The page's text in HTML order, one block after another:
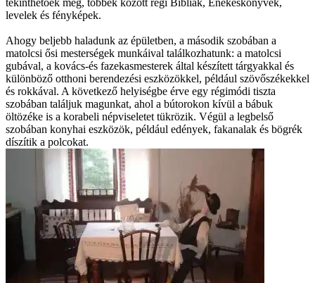
levelek és fényképek.
Ahogy beljebb haladunk az épületben, a második szobában a
matolcsi ősi mesterségek munkáival találkozhatunk: a matolcsi
gubával, a kovács-és fazekasmesterek által készített tárgyakkal és
különböző otthoni berendezési eszközökkel, például szövőszékekkel
és rokkával. A következő helyiségbe érve egy régimódi tiszta
szobában találjuk magunkat, ahol a bútorokon kívül a bábuk
öltözéke is a korabeli népviseletet tükrözik. Végül a legbelső
szobában konyhai eszközök, például edények, fakanalak és bögrék
díszítik a polcokat.